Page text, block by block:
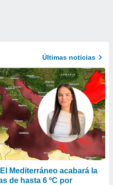
Últimas noticias
Mediterráneo acabará la
de hasta 6 ºC por